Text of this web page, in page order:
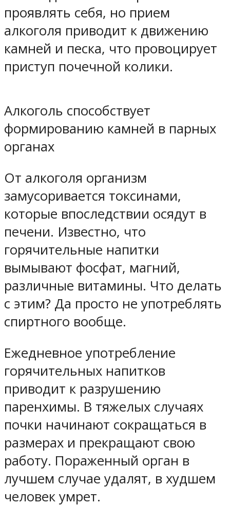
проявлять себя, но прием
алкоголя приводит к движению
камней и песка, что провоцирует
приступ почечной колики.
Алкоголь способствует
формированию камней в парных
органах
От алкоголя организм
замусоривается токсинами,
которые впоследствии осядут в
печени. Известно, что
горячительные напитки
вымывают фосфат, магний,
различные витамины. Что делать
с этим? Да просто не употреблять
спиртного вообще.
Ежедневное употребление
горячительных напитков
приводит к разрушению
паренхимы. В тяжелых случаях
почки начинают сокращаться в
размерах и прекращают свою
работу. Пораженный орган в
лучшем случае удалят, в худшем
человек умрет.